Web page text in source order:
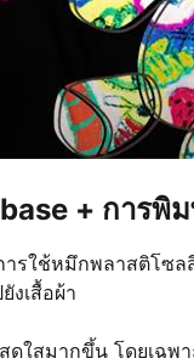
+ การพิ
ารใช้หมึกพลาสติโซ
งเสื้อผ้า
ใสมากขึ้น โดยเฉพา